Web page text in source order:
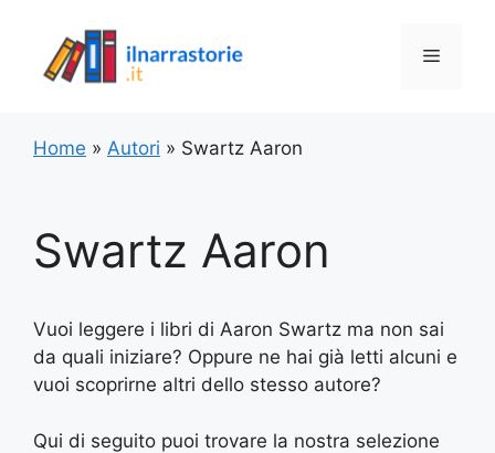
contenuto
Menu
Home » Autori » Swartz Aaron
Swartz Aaron
Vuoi leggere i libri di Aaron Swartz ma non sai
da quali iniziare? Oppure ne hai già letti alcuni e
vuoi scoprirne altri dello stesso autore?
Qui di seguito puoi trovare la nostra selezione